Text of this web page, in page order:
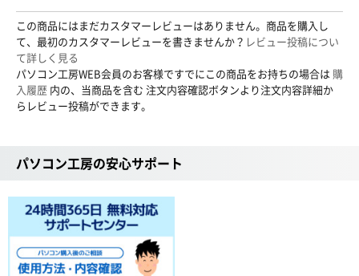
この商品にはまだカスタマーレビューはありません。商品を購入し
て、最初のカスタマーレビューを書きませんか？ レビュー投稿につい
て詳しく見る
パソコン工房WEB会員のお客様ですでにこの商品をお持ちの場合は 購
入履歴 内の、当商品を含む 注文内容確認ボタンより注文内容詳細か
らレビュー投稿ができます。
パソコン工房の安心サポート